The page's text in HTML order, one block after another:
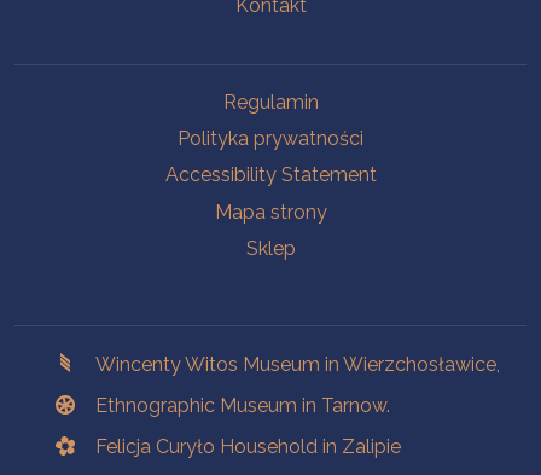
Kontakt
Regulamin
Polityka prywatności
Accessibility Statement
Mapa strony
Sklep
Wincenty Witos Museum in Wierzchosławice,
Ethnographic Museum in Tarnow.
Felicja Curyło Household in Zalipie